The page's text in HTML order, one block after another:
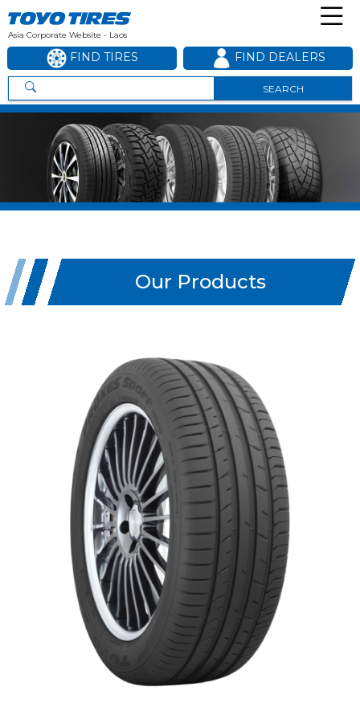
Asia Corporate Website - Laos
SEARCH
FIND TIRES FIND DEALERS
Our Products